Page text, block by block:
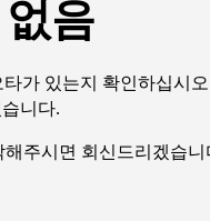
음
가 있는지 확인하십시
니다.
주시면 회신드리겠습